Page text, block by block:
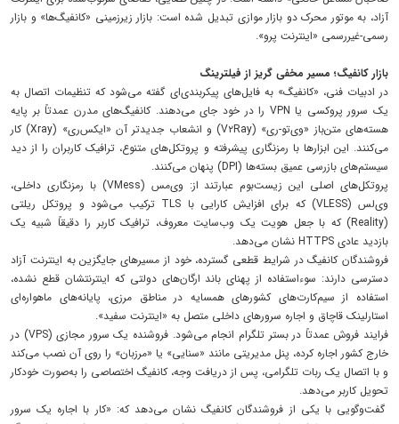
آزاد، به موتور محرک دو بازار موازی تبدیل شده است: بازار زیرزمینی «کانفیگ‌ها» و بازار
رسمی-غیررسمی «اینترنت پرو».
بازار کانفیگ؛ مسیر مخفی گریز از فیلترینگ
در ادبیات فنی، «کانفیگ» به فایل‌های پیکربندی‌ای گفته می‌شود که تنظیمات اتصال به
یک سرور پروکسی یا VPN را در خود جای می‌دهند. کانفیگ‌های مدرن عمدتاً بر پایه
هسته‌های متن‌باز «وی‌تو-ری» (V۲Ray) و انشعاب جدیدتر آن «ایکس‌ری» (Xray) کار
می‌کنند. این ابزارها با رمزنگاری پیشرفته و پروتکل‌های متنوع، ترافیک کاربران را از دید
سیستم‌های بازرسی عمیق بسته‌ها (DPI) پنهان می‌کنند.
پروتکل‌های اصلی این زیست‌بوم عبارتند از: وی‌مس (VMess) با رمزنگاری داخلی،
وی‌لس (VLESS) که برای افزایش کارایی با TLS ترکیب می‌شود و پروتکل ریلتی
(Reality) که با جعل هویت یک وب‌سایت معروف، ترافیک کاربر را دقیقاً شبیه یک
بازدید عادی HTTPS نشان می‌دهد.
فروشندگان کانفیگ در شرایط قطعی گسترده، خود از مسیرهای جایگزین به اینترنت آزاد
دسترسی دارند: سوءاستفاده از پهنای باند ارگان‌های دولتی که اینترنتشان قطع نشده،
استفاده از سیم‌کارت‌های کشورهای همسایه در مناطق مرزی، پایانه‌های ماهواره‌ای
استارلینک قاچاق و اجاره سرورهای داخلی متصل به «اینترنت سفید».
فرایند فروش عمدتاً در بستر تلگرام انجام می‌شود. فروشنده یک سرور مجازی (VPS) در
خارج کشور اجاره کرده، پنل مدیریتی مانند «سنایی» یا «مرزبان» را روی آن نصب می‌کند
و با اتصال یک ربات تلگرامی، پس از دریافت وجه، کانفیگ اختصاصی را به‌صورت خودکار
تحویل کاربر می‌دهد.
گفت‌وگویی با یکی از فروشندگان کانفیگ نشان می‌دهد که: «کار با اجاره یک سرور